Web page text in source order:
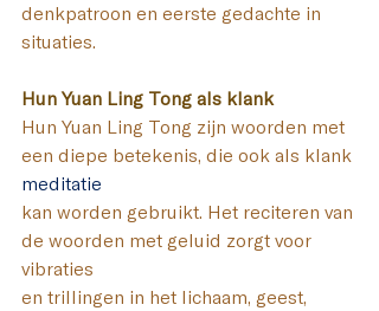
denkpatroon en eerste gedachte in
situaties.
Hun Yuan Ling Tong als klank
Hun Yuan Ling Tong zijn woorden met
een diepe betekenis, die ook als klank
meditatie
kan worden gebruikt. Het reciteren van
de woorden met geluid zorgt voor
vibraties
en trillingen in het lichaam, geest,